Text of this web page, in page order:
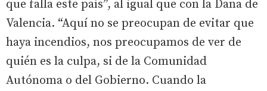
que falla este país”, al igual que con la Dana de
Valencia. “Aquí no se preocupan de evitar que
haya incendios, nos preocupamos de ver de
quién es la culpa, si de la Comunidad
Autónoma o del Gobierno. Cuando la